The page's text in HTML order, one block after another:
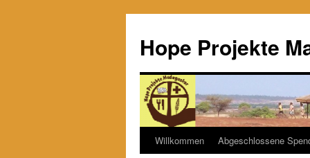
Hope Projekte
ZumWillkommen Abgeschlossene